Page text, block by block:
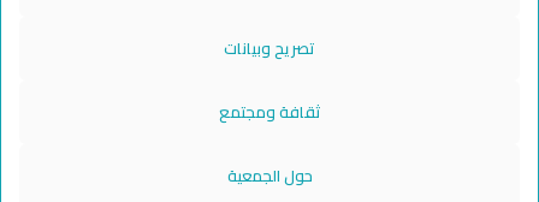
تصريح وبيانات
ثقافة ومجتمع
حول الجمعية